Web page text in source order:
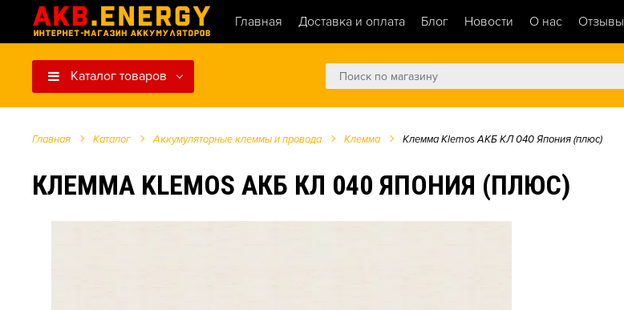
Главная Доставка и оплата Блог Новости О нас Отзывы
Каталог товаров
Главная Каталог Аккумуляторные клеммы и провода Клемма Клемма Klemos АКБ КЛ 040 Япония (плюс)
КЛЕММА KLEMOS АКБ КЛ 040 ЯПОНИЯ (ПЛЮС)